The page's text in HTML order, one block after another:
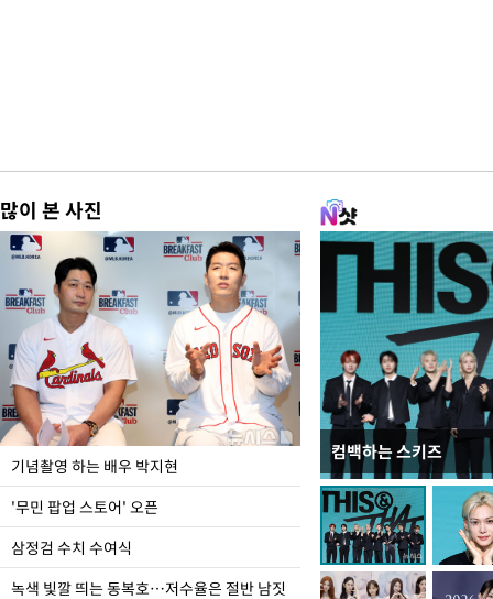
많이 본 사진
기념촬영 하는 배우 박지현
'무민 팝업 스토어' 오픈
삼정검 수치 수여식
녹색 빛깔 띄는 동복호…저수율은 절반 남짓
컴백하는 스키즈
이 대통령, 국가폭력
가 책임지고 치유"